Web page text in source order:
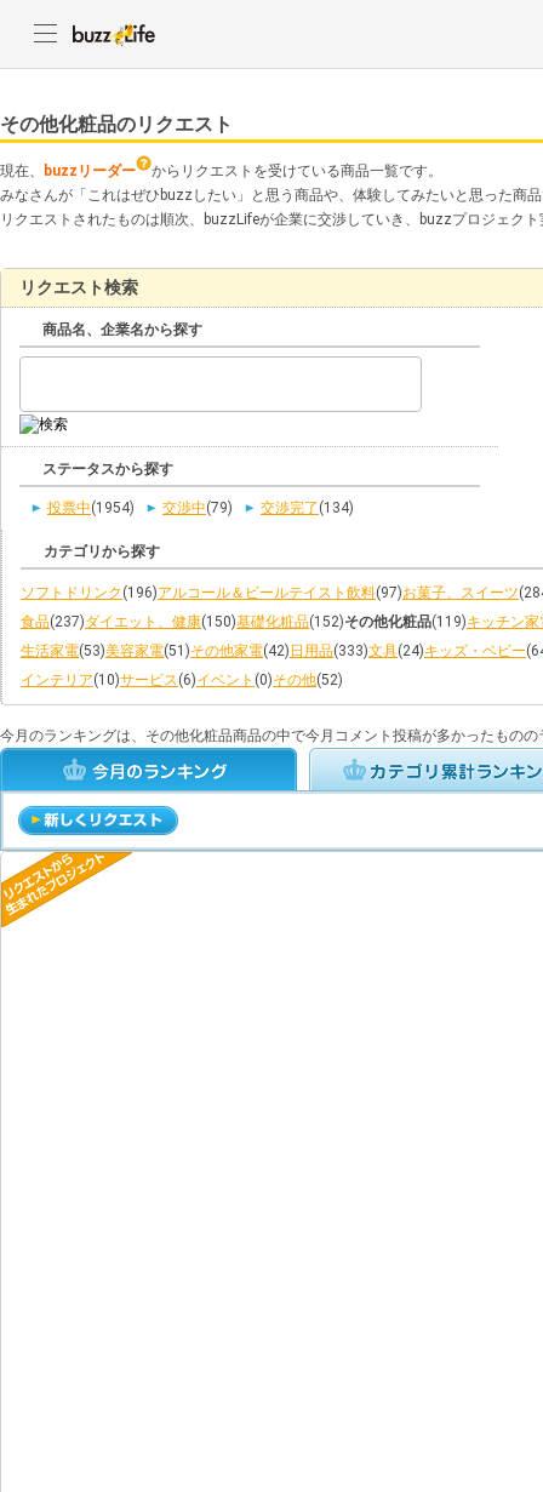
その他化粧品のリクエスト
現在、 buzzリーダー
からリクエストを受けている商品一覧です。
みなさんが「これはぜひbuzzしたい」と思う商品や、体験してみたいと思った商
リクエストされたものは順次、buzzLifeが企業に交渉していき、buzzプロジェク
リクエスト検索
商品名、企業名から探す
ステータスから探す
投票中(1954) 交渉中(79) 交渉完了 (134)
カテゴリから探す
ソフトドリンク (196)アルコール＆ビールテイスト飲料(97)お菓子、スイーツ
食品(237)ダイエット、健康(150)基礎化粧品(152)その他化粧品(119)キッチン家
生活家電(53)美容家電(51)その他家電(42) 日用品(333)文具(24)キッズ・ベビー
インテリア(10)サービス(6)イベント (0)その他(52)
今月のランキングは、その他化粧品商品の中で今月コメント投稿が多かったもの